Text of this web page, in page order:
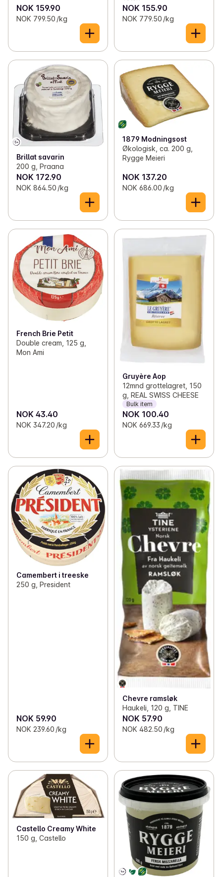
NOK 159.90
NOK 799.50 /kg
NOK 155.90
NOK 779.50 /kg
Brillat savarin
200 g, Praana
NOK 172.90
NOK 864.50 /kg
1879 Modningsost
Økologisk, ca. 200 g,
Rygge Meieri
NOK 137.20
NOK 686.00 /kg
French Brie Petit
Double cream, 125 g,
Mon Ami
NOK 43.40
NOK 347.20 /kg
Gruyère Aop
12mnd grottelagret, 150
g, REAL SWISS CHEESE
Bulk item
NOK 100.40
NOK 669.33 /kg
Camembert i treeske
250 g, President
NOK 59.90
NOK 239.60 /kg
Chevre ramsløk
Haukeli, 120 g, TINE
NOK 57.90
NOK 482.50 /kg
Castello Creamy White
150 g, Castello